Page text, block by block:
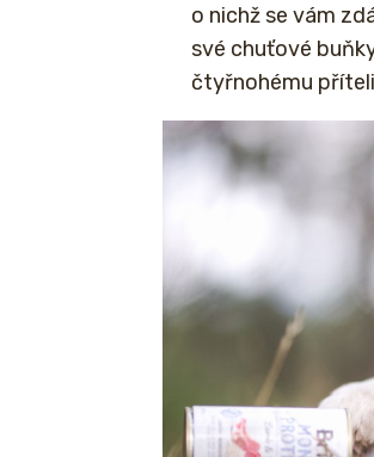
o nichž se vám
své chuťové
čtyřnohému